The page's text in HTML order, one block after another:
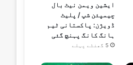
ایشین ویمن نیٹ بال
چیمپئن شپ / پلیٹ
ڈویژن: پاکستانی ٹیم
ہانگ کانگ پہنچ گئی
5 گھنٹے پہلے